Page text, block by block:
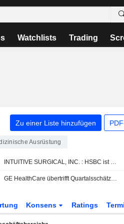
Watchlists Trading
Zu einer Liste hinzufügen
Ausrüstung
INTUITIVE SURGICAL, INC. : HSBC ist weniger optimistisch
GE HealthCare übertrifft Quartalsschätzungen, prüft Verkauf der Patient-Care-Sparte
Konsens Ratings